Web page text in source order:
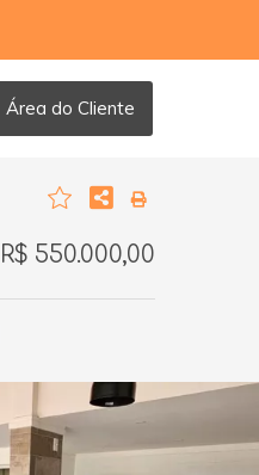
Área do Cliente
R$ 550.000,00